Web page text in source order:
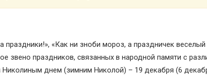
«Как ни зноби мороз, а праздничек веселый
звено праздников, связанных в народной памяти с
Николиным днем (зимним Николой) – 19 декабря (6